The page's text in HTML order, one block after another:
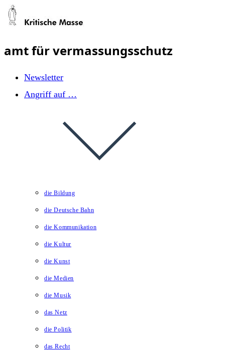
Zum
springen
amt für vermassungsschutz
Newsletter
Angriff auf …
die Bildung
die Deutsche Bahn
die Kommunikation
die Kultur
die Kunst
die Medien
die Musik
das Netz
die Politik
das Recht